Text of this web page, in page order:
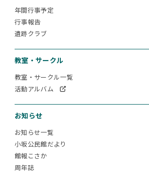
年間行事予定
行事報告
遺跡クラブ
教室・サークル
教室・サークル一覧
活動アルバム
お知らせ
お知らせ一覧
小坂公民館だより
館報こさか
周年誌